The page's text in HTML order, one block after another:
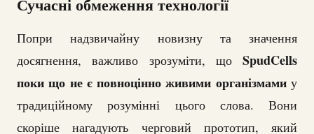
Попри надзвичайну новизну та значення
досягнення, важливо зрозуміти, що SpudCells
поки що не є повноцінно живими організмамиу
традиційному розумінні цього слова. Вони
скоріше нагадують черговий прототип, який